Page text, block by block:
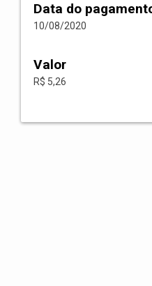
Data do
10/08/2020
Valor
R$ 5,26